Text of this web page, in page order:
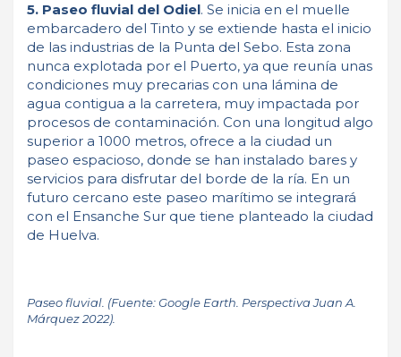
5. Paseo fluvial del Odiel. Se inicia en el muelle
embarcadero del Tinto y se extiende hasta el inicio
de las industrias de la Punta del Sebo. Esta zona
nunca explotada por el Puerto, ya que reunía unas
condiciones muy precarias con una lámina de
agua contigua a la carretera, muy impactada por
procesos de contaminación. Con una longitud algo
superior a 1000 metros, ofrece a la ciudad un
paseo espacioso, donde se han instalado bares y
servicios para disfrutar del borde de la ría. En un
futuro cercano este paseo marítimo se integrará
con el Ensanche Sur que tiene planteado la ciudad
de Huelva.
Paseo fluvial. (Fuente: Google Earth. Perspectiva Juan A.
Márquez 2022).